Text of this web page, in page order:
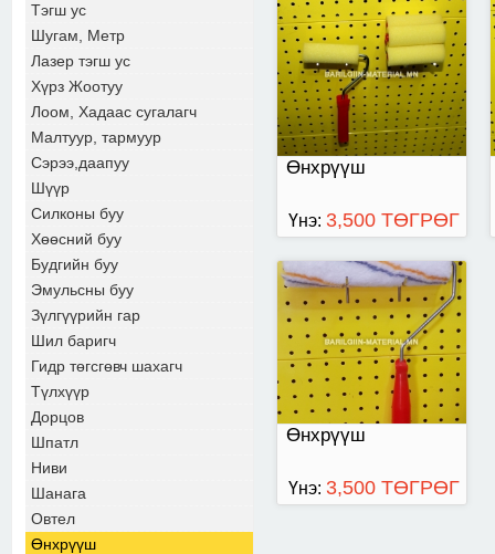
Тэгш ус
Шугам, Метр
Лазер тэгш ус
Хүрз Жоотуу
Лоом, Хадаас сугалагч
Малтуур, тармуур
Сэрээ,даапуу
Шүүр
Силконы буу
Хөөсний буу
Будгийн буу
Эмульсны буу
Зүлгүүрийн гар
Шил баригч
Гидр төгсгөвч шахагч
Түлхүүр
Дорцов
Шпатл
Ниви
Шанага
Овтел
Өнхрүүш
Өнхрүүш
Үнэ: 3,500 ТӨГРӨГ
Өнхрүүш
Улаан иштэй дунд
том өнхрүүш
Үнэ: 3,500 ТӨГРӨГ